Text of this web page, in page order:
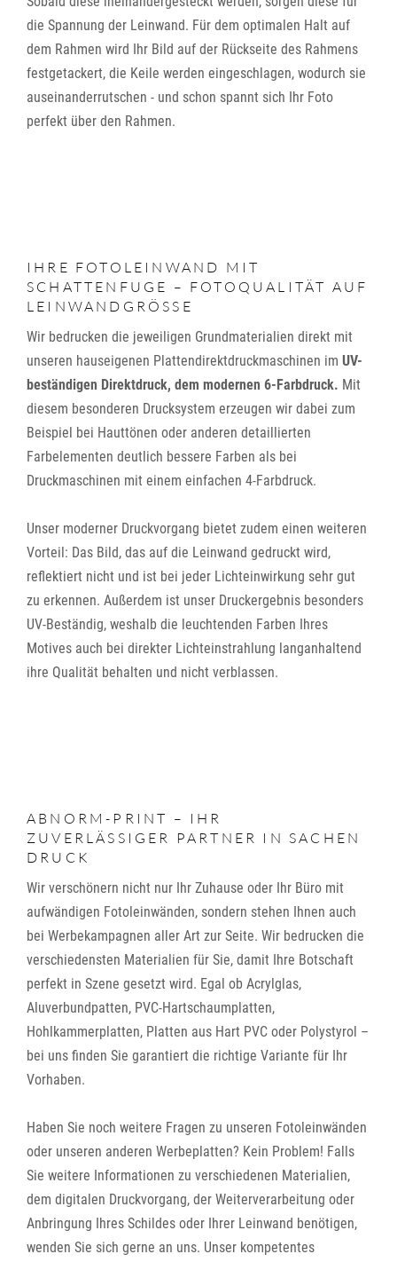
die Spannung der Leinwand. Für dem optimalen Halt auf
dem Rahmen wird Ihr Bild auf der Rückseite des Rahmens
festgetackert, die Keile werden eingeschlagen, wodurch sie
auseinanderrutschen - und schon spannt sich Ihr Foto
perfekt über den Rahmen.
IHRE FOTOLEINWAND MIT
SCHATTENFUGE – FOTOQUALITÄT AUF
LEINWANDGRÖSSE
Wir bedrucken die jeweiligen Grundmaterialien direkt mit
unseren hauseigenen Plattendirektdruckmaschinen im UV-
beständigen Direktdruck, dem modernen 6-Farbdruck. Mit
diesem besonderen Drucksystem erzeugen wir dabei zum
Beispiel bei Hauttönen oder anderen detaillierten
Farbelementen deutlich bessere Farben als bei
Druckmaschinen mit einem einfachen 4-Farbdruck.
Unser moderner Druckvorgang bietet zudem einen weiteren
Vorteil: Das Bild, das auf die Leinwand gedruckt wird,
reflektiert nicht und ist bei jeder Lichteinwirkung sehr gut
zu erkennen. Außerdem ist unser Druckergebnis besonders
UV-Beständig, weshalb die leuchtenden Farben Ihres
Motives auch bei direkter Lichteinstrahlung langanhaltend
ihre Qualität behalten und nicht verblassen.
ABNORM-PRINT – IHR
ZUVERLÄSSIGER PARTNER IN SACHEN
DRUCK
Wir verschönern nicht nur Ihr Zuhause oder Ihr Büro mit
aufwändigen Fotoleinwänden, sondern stehen Ihnen auch
bei Werbekampagnen aller Art zur Seite. Wir bedrucken die
verschiedensten Materialien für Sie, damit Ihre Botschaft
perfekt in Szene gesetzt wird. Egal ob Acrylglas,
Aluverbundpatten, PVC-Hartschaumplatten,
Hohlkammerplatten, Platten aus Hart PVC oder Polystyrol –
bei uns finden Sie garantiert die richtige Variante für Ihr
Vorhaben.
Haben Sie noch weitere Fragen zu unseren Fotoleinwänden
oder unseren anderen Werbeplatten? Kein Problem! Falls
Sie weitere Informationen zu verschiedenen Materialien,
dem digitalen Druckvorgang, der Weiterverarbeitung oder
Anbringung Ihres Schildes oder Ihrer Leinwand benötigen,
wenden Sie sich gerne an uns. Unser kompetentes